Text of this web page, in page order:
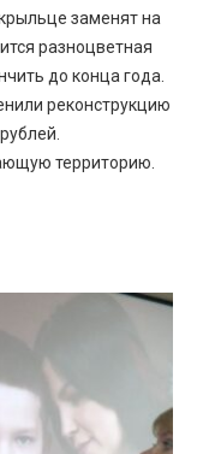
заменят на
разноцветная
до конца года.
реконструкцию
территорию.